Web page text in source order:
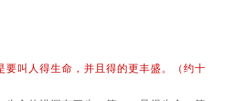
要叫人得生命，并且得的更丰盛。（约十